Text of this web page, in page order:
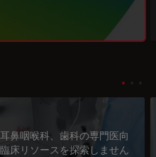
subnavigation
鼻咽喉科、歯科の専門医向
床リソースを探索しません